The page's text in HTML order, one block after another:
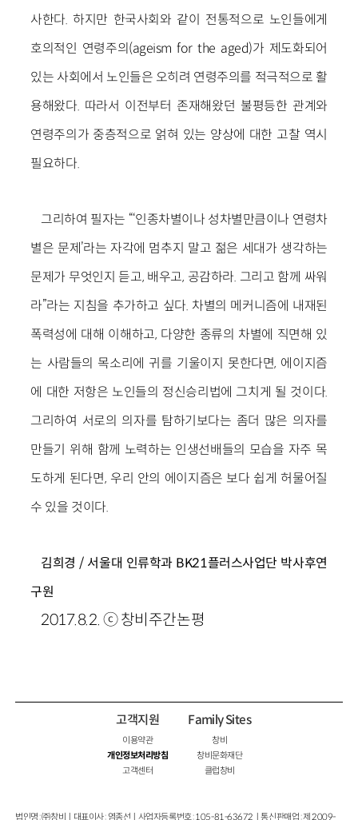
사한다. 하지만 한국사회와 같이 전통적으로 노인들에게
호의적인 연령주의(ageism for the aged)가 제도화되어
있는 사회에서 노인들은 오히려 연령주의를 적극적으로 활
용해왔다. 따라서 이전부터 존재해왔던 불평등한 관계와
연령주의가 중층적으로 얽혀 있는 양상에 대한 고찰 역시
필요하다.
그리하여 필자는 “‘인종차별이나 성차별만큼이나 연령차
별은 문제’라는 자각에 멈추지 말고 젊은 세대가 생각하는
문제가 무엇인지 듣고, 배우고, 공감하라. 그리고 함께 싸워
라”라는 지침을 추가하고 싶다. 차별의 메커니즘에 내재된
폭력성에 대해 이해하고, 다양한 종류의 차별에 직면해 있
는 사람들의 목소리에 귀를 기울이지 못한다면, 에이지즘
에 대한 저항은 노인들의 정신승리법에 그치게 될 것이다.
그리하여 서로의 의자를 탐하기보다는 좀더 많은 의자를
만들기 위해 함께 노력하는 인생선배들의 모습을 자주 목
도하게 된다면, 우리 안의 에이지즘은 보다 쉽게 허물어질
수 있을 것이다.
김희경 / 서울대 인류학과 BK21플러스사업단 박사후연
구원
2017.8.2. ⓒ 창비주간논평
고객지원
이용약관
개인정보처리방침
고객센터
Family Sites
창비
창비문화재단
클럽창비
법인명 : ㈜창비ㅣ대표이사 : 염종선ㅣ사업자등록번호 : 105-81-63672ㅣ통신판매업 : 제 2009-